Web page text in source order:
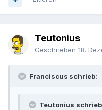
Teutonius
Geschrieben 18.
Franciscus schrieb:
Teutonius